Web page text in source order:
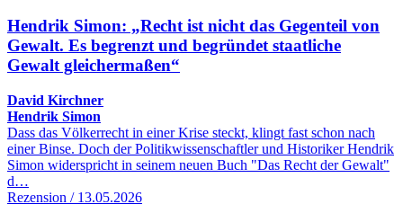
Hendrik Simon: „Recht ist nicht das Gegenteil von
Gewalt. Es begrenzt und begründet staatliche
Gewalt gleichermaßen“
David Kirchner
Hendrik Simon
Dass das Völkerrecht in einer Krise steckt, klingt fast schon nach
einer Binse. Doch der Politikwissenschaftler und Historiker Hendrik
Simon widerspricht in seinem neuen Buch "Das Recht der Gewalt"
d…
Rezension / 13.05.2026